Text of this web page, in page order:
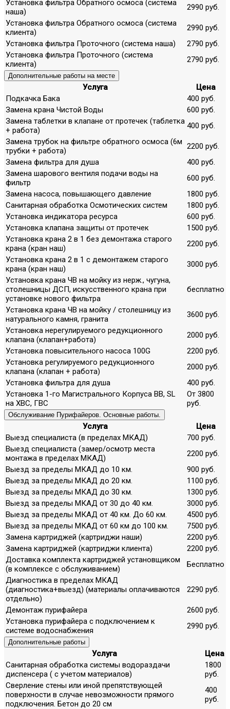
Установка фильтра Обратного осмоса (система
наша)
2990 руб.
Установка фильтра Обратного осмоса (система
клиента)
2990 руб.
Установка фильтра Проточного (система наша)
2790 руб.
Установка фильтра Проточного (система
клиента)
2790 руб.
Дополнительные работы на месте
Услуга
Цена
Подкачка Бака
400 руб.
Замена крана Чистой Воды
600 руб.
Замена таблетки в клапане от протечек (таблетка
+ работа)
400 руб.
Замена трубок на фильтре обратного осмоса (6м
трубки + работа)
2200 руб.
Замена фильтра для душа
400 руб.
Замена шарового вентиля подачи воды на
фильтр
600 руб.
Замена насоса, повышающего давление
1800 руб.
Санитарная обработка Осмотических систем
1800 руб.
Установка индикатора ресурса
600 руб.
Установка клапана защиты от протечек
1500 руб.
Установка крана 2 в 1 без демонтажа старого
крана (кран наш)
2200 руб.
Установка крана 2 в 1 с демонтажем старого
крана (кран наш)
3000 руб.
Установка крана ЧВ на мойку из нерж., чугуна,
столешницы ДСП, искусственного крана при
установке нового фильтра
бесплатно
Установка крана ЧВ на мойку / столешницу из
натурального камня, гранита
3600 руб.
Установка нерегулируемого редукционного
клапана (клапан+работа)
2000 руб.
Установка повысительного насоса 100G
2200 руб.
Установка регулируемого редукционного
клапана (клапан + работа)
2000 руб.
Установка фильтра для душа
400 руб.
Установка 1-го Магистрального Корпуса ВВ, SL
на ХВС, ГВС
От 3800
руб.
Обслуживание Пурифайеров. Основные работы.
Услуга
Цена
Выезд специалиста (в пределах МКАД)
700 руб.
Выезд специалиста (замер/осмотр места
монтажа в пределах МКАД)
2200 руб.
Выезд за пределы МКАД до 10 км.
900 руб.
Выезд за пределы МКАД до 20 км.
1100 руб.
Выезд за пределы МКАД до 30 км.
1300 руб.
Выезд за пределы МКАД от 30 до 40 км.
3000 руб.
Выезд за пределы МКАД от 40 км. До 60 км.
4500 руб.
Выезд за пределы МКАД от 60 км до 100 км.
7500 руб.
Замена картриджей (картриджи наши)
2200 руб.
Замена картриджей (картриджи клиента)
2200 руб.
Доставка комплекта картриджей установщиком
(в комплексе с обслуживанием)
Бесплатно
Диагностика в пределах МКАД
(диагностика+выезд) (материалы оплачиваются
отдельно)
2290 руб.
Демонтаж пурифайера
2600 руб.
Установка пурифайера с подключением к
системе водоснабжения
2990 руб.
Дополнительные работы
Услуга
Цена
Санитарная обработка системы водораздачи
диспенсера ( с учетом материалов)
1800
руб.
Сверление стены или иной препятствующей
поверхности в случае невозможности прямого
подключения. Бетон до 20 см
400
руб.